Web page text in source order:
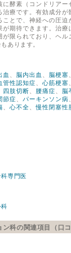
に酵素（コンドリアー
治療です。有効成分が
ことで、神経への圧迫
が期待できます。治療
が限られており、ヘル
あります。
血 、 脳内出血 、 脳梗塞、
管性認知症、 心筋梗塞、
四肢切断、 腰痛症、 脳
節症、 パーキンソン病、
、 心不全、慢性閉塞性
専門医
ン科の関連項目（口コ